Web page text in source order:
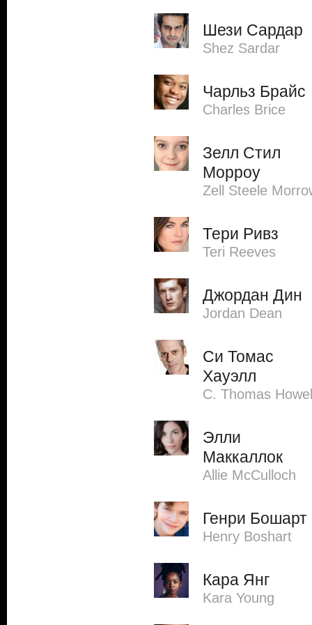
Шези Сардар
Shez Sardar
Чарльз Брайс
Charles Brice
Зелл Стил
Морроу
Zell Steele
Тери Ривз
Teri Reeves
Джордан Дин
Jordan Dean
Си Томас
Хауэлл
C. Thomas
Элли
Маккаллок
Allie McCulloch
Генри Бошарт
Henry Boshart
Кара Янг
Kara Young